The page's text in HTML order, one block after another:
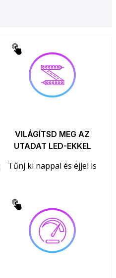
VILÁGÍTSD MEG AZ
UTADAT LED-EKKEL
Tűnj ki nappal és éjjel is